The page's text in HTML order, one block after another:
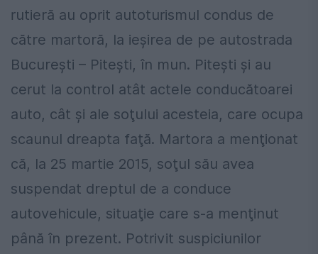
rutieră au oprit autoturismul condus de
către martoră, la ieşirea de pe autostrada
Bucureşti – Piteşti, în mun. Piteşti şi au
cerut la control atât actele conducătoarei
auto, cât şi ale soţului acesteia, care ocupa
scaunul dreapta faţă. Martora a menţionat
că, la 25 martie 2015, soţul său avea
suspendat dreptul de a conduce
autovehicule, situaţie care s-a menţinut
până în prezent. Potrivit suspiciunilor